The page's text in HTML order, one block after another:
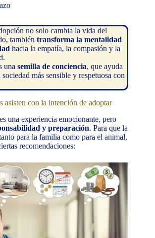
no solo cambia la vida del
también transforma la mentalidad
hacia la empatía, la compasión y la
una semilla de conciencia, que ayuda
más sensible y respetuosa con
asisten con la intención de adoptar
una experiencia emocionante, pero
y preparación. Para que la
para la familia como para el animal,
recomendaciones: